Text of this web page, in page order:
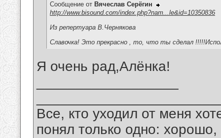
Сообщение от Вячеслав Серёгин
http://www.bisound.com/index.php?nam...le&id=10350836
Из репертуара В.Чернякова
Славочка! Это прекрасно , то, что ты сделал
Я очень рад,Алёнка!
Все, кто уходил от меня
понял только одно: